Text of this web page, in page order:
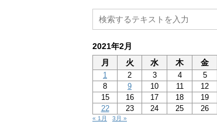
2021年2月
月
火 水 木 金
1 2 3 4 5
8
9 10 11 12
15
16 17 18 19
22
23 24 25 26
« 1月 3月 »